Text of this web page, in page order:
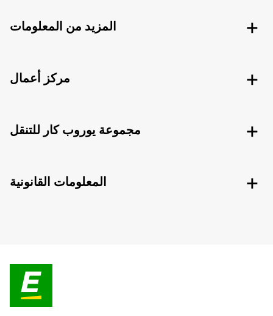
المزيد من المعلومات
مركز أعمال
مجموعة يوروب كار للتنقل
المعلومات القانونية